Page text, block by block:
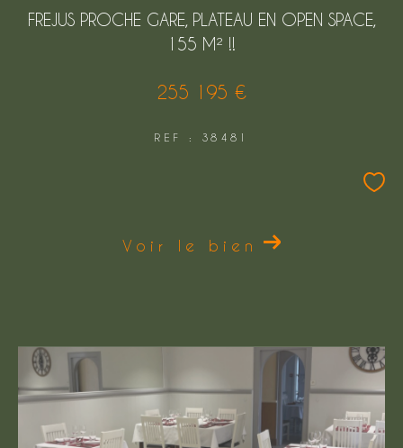
FREJUS PROCHE GARE, PLATEAU EN OPEN SPACE,
155 M² !!
255 195 €
REF : 38481
Voir le bien